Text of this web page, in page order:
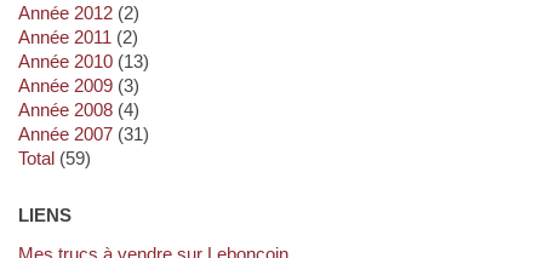
année 2012(2)
année 2011 (2)
année 2010(13)
année 2009(3)
année 2008(4)
année 2007(31)
total (59)
LIENS
Mes trucs à vendre sur Leboncoin